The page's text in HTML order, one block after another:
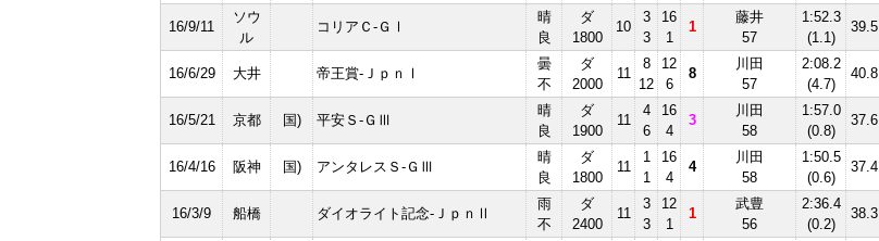
16/9/11
ソウ
ル
コリアＣ-ＧⅠ
晴
良
ダ
1800
10
3
3
16
1
1
藤井
57
1:52.3
(1.1)
39.5
16/6/29 大井 帝王賞-ＪｐｎⅠ
曇
不
ダ
2000
11
8
12
12
6
8
川田
57
2:08.2
(4.7)
40.8
16/5/21 京都 国) 平安Ｓ-ＧⅢ
晴
良
ダ
1900
11
4
6
16
4
3
川田
58
1:57.0
(0.8)
37.6
16/4/16 阪神 国) アンタレスＳ-ＧⅢ
晴
良
ダ
1800
11
1
1
16
4
4
川田
58
1:50.5
(0.6)
37.4
16/3/9 船橋 ダイオライト記念-ＪｐｎⅡ
雨
不
ダ
2400
11
3
3
12
1
1
武豊
56
2:36.4
(0.2)
38.3